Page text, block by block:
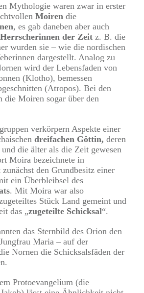
Mythologie waren zwar in erster
Moiren die
, es gab daneben aber auch
Herrscherinnen der Zeit z. B. die
wurden sie – wie die nordischen
dargestellt. Analog zu
wird der Lebensfaden von
(Klotho), bemessen
(Atropos). Bei den
die Moiren sogar über den
verkörpern Aspekte einer
dreifachen Göttin, deren
die älter als die Zeit gewesen
Moira bezeichnete in
den Grundbesitz einer
ein Überbleibsel des
. Mit Moira war also
Stück Land gemeint und
das „zugeteilte Schicksal“.
das Sternbild des Orion den
Maria – auf der
Nornen die Schicksalsfäden der
Protoevangelium (die